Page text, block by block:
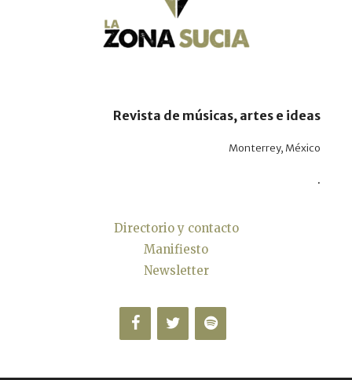
Revista de músicas, artes e ideas
Monterrey, México
.
Directorio y contacto
Manifiesto
Newsletter